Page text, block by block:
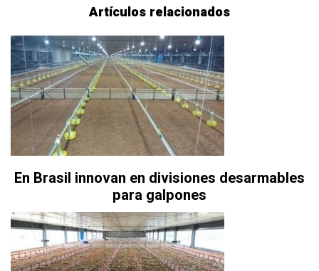
Artículos relacionados
En Brasil innovan en divisiones desarmables
para galpones